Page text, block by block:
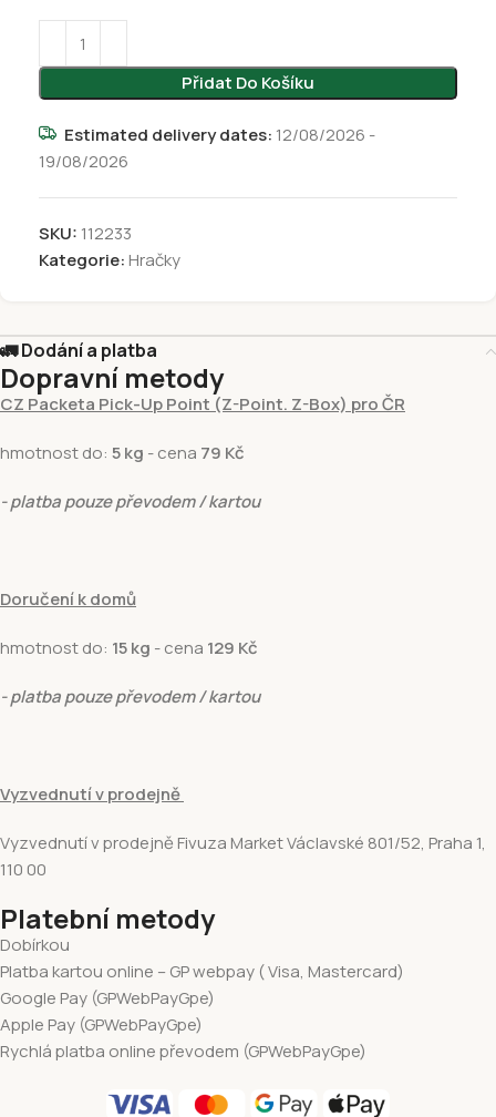
Přidat Do Košíku
Estimated delivery dates: 12/08/2026 -
19/08/2026
SKU: 112233
Kategorie:Hračky
🚛 Dodání a platba
Dopravní metody
CZ Packeta Pick-Up Point (Z-Point. Z-Box) pro ČR
hmotnost do: 5 kg - cena 79 Kč
- platba pouze převodem / kartou
Doručení k domů
hmotnost do: 15 kg - cena 129 Kč
- platba pouze převodem / kartou
Vyzvednutí v prodejně
Vyzvednutí v prodejně Fivuza Market Václavské 801/52, Praha 1,
110 00
Platební metody
Dobírkou
Platba kartou online – GP webpay ( Visa, Mastercard)
Google Pay (GPWebPayGpe)
Apple Pay (GPWebPayGpe)
Rychlá platba online převodem (GPWebPayGpe)